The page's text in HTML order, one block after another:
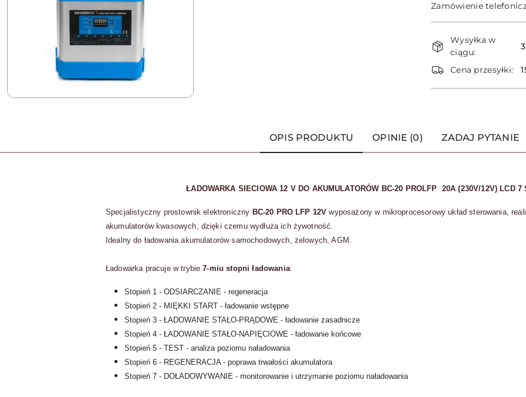
Zamówienie
Dostępność
i
dostawa
Wysyłka w
ciągu:
Cena przesyłki:
OPIS PRODUKTU OPINIE (0) ZADAJ PYTANIE
ŁADOWARKA SIECIOWA 12 V DO AKUMULATORÓW BC-20 PROLFP 20A (230V/12V) LCD 7
Specjalistyczny prostownik elektroniczny BC-20 PRO LFP 12V wyposażony w mikroprocesorowy układ sterowania,
akumulatorów kwasowych, dzięki czemu wydłuża ich żywotność.
Idealny do ładowania akumulatorów samochodowych, żelowych, AGM.
Ładowarka pracuje w trybie7-miu stopni ładowania:
Stopień 1 - ODSIARCZANIE - regeneracja
Stopień 2 - MIĘKKI START - ładowanie wstępne
Stopień 3 - ŁADOWANIE STAŁO-PRĄDOWE - ładowanie zasadnicze
Stopień 4 - ŁADOWANIE STAŁO-NAPIĘCIOWE - ładowanie końcowe
Stopień 5 - TEST - analiza poziomu naładowania
Stopień 6 - REGENERACJA - poprawa trwałości akumulatora
Stopień 7 - DOŁADOWYWANIE - monitorowanie i utrzymanie poziomu naładowania